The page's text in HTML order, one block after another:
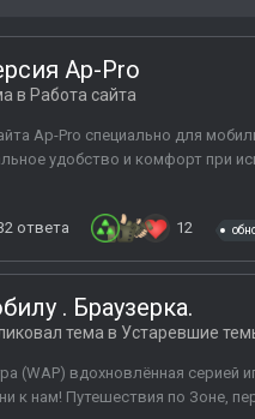
Ap-Pro
в Работа сайта
Ap-Pro специально для
удобство и комфорт при
ответа 12
. Браузерка.
тема в Устаревшие
(WAP) вдохновлённая серией
к нам! Путешествия по Зоне,